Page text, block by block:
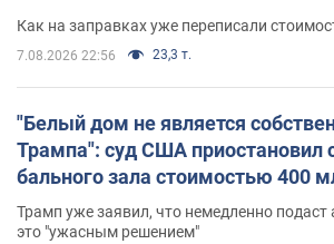
Как на заправках уже переписали
7.08.2026 22:56 23,3 т.
"Белый дом не является
Трампа": суд США приостановил
бального зала стоимостью 400
Трамп уже заявил, что немедленно
это "ужасным решением"